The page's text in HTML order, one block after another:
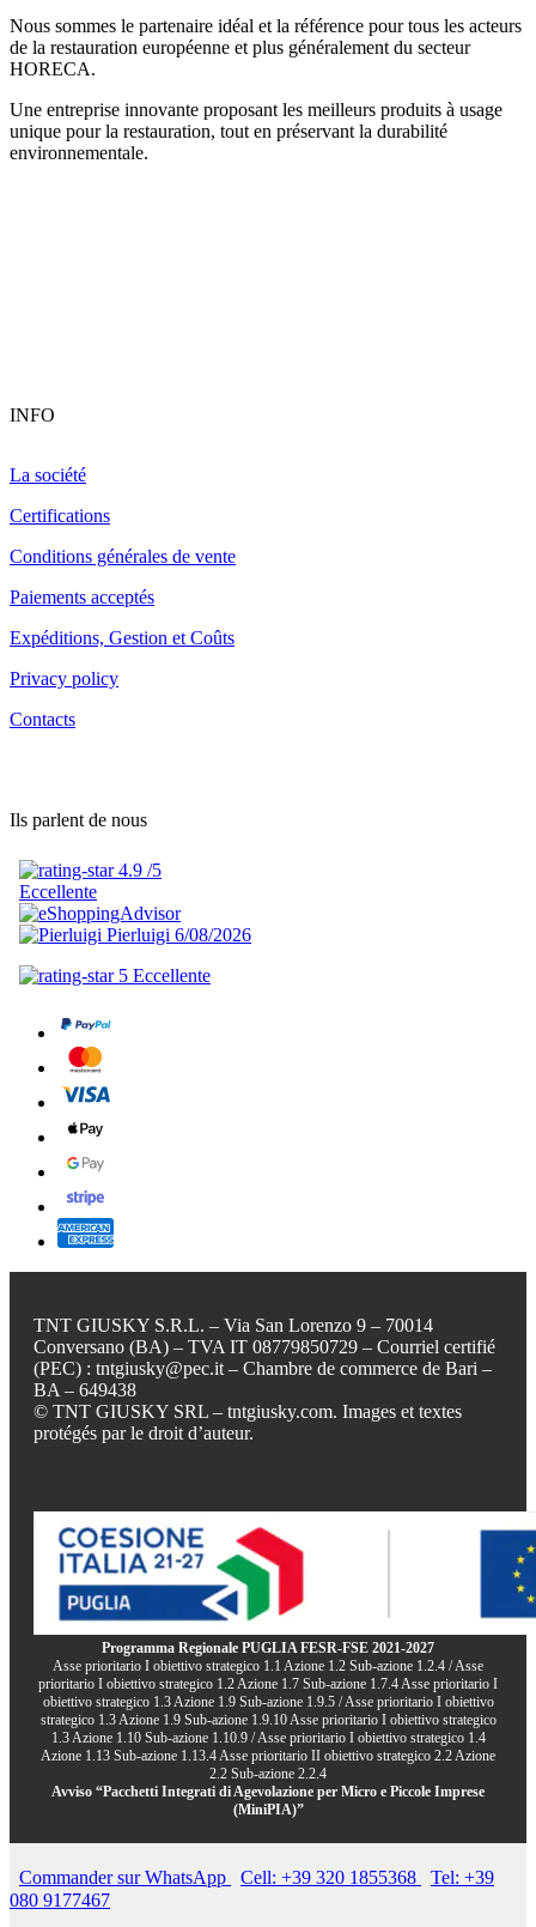
Nous sommes le partenaire idéal et la référence pour tous les acteurs
de la restauration européenne et plus généralement du secteur
HORECA.
Une entreprise innovante proposant les meilleurs produits à usage
unique pour la restauration, tout en préservant la durabilité
environnementale.
INFO
La société
Certifications
Conditions générales de vente
Paiements acceptés
Expéditions, Gestion et Coûts
Privacy policy
Contacts
Ils parlent de nous
TNT GIUSKY S.R.L. – Via San Lorenzo 9 – 70014
Conversano (BA) – TVA IT 08779850729 – Courriel certifié
(PEC) : tntgiusky@pec.it – Chambre de commerce de Bari –
BA – 649438
© TNT GIUSKY SRL – tntgiusky.com. Images et textes
protégés par le droit d’auteur.
Programma Regionale PUGLIA FESR-FSE 2021-2027
Asse prioritario I obiettivo strategico 1.1 Azione 1.2 Sub-azione 1.2.4 / Asse
prioritario I obiettivo strategico 1.2 Azione 1.7 Sub-azione 1.7.4 Asse prioritario I
obiettivo strategico 1.3 Azione 1.9 Sub-azione 1.9.5 / Asse prioritario I obiettivo
strategico 1.3 Azione 1.9 Sub-azione 1.9.10 Asse prioritario I obiettivo strategico
1.3 Azione 1.10 Sub-azione 1.10.9 / Asse prioritario I obiettivo strategico 1.4
Azione 1.13 Sub-azione 1.13.4 Asse prioritario II obiettivo strategico 2.2 Azione
2.2 Sub-azione 2.2.4
Avviso “Pacchetti Integrati di Agevolazione per Micro e Piccole Imprese
(MiniPIA)”
Commander sur WhatsApp Cell: +39 320 1855368
Tel: +39
080 9177467